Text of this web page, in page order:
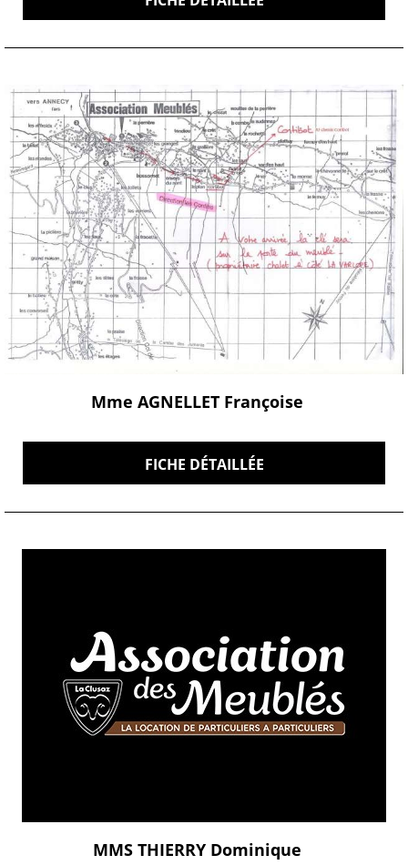
Mme AGNELLET Françoise
FICHE DÉTAILLÉE
MMS THIERRY Dominique